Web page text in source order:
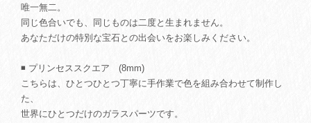
唯一無二。
同じ色合いでも、同じものは二度と生まれません。
あなただけの特別な宝石との出会いをお楽しみください。
◾️ プリンセススクエア (8mm)
こちらは、ひとつひとつ丁寧に手作業で色を組み合わせて制作し
た、
世界にひとつだけのガラスパーツです。